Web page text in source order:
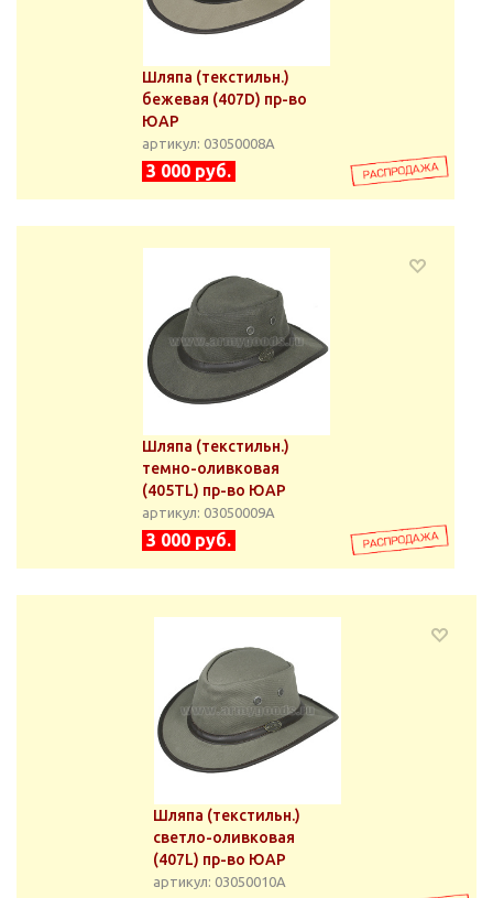
Шляпа (текстильн.)
бежевая (407D) пр-во
ЮАР
артикул: 03050008А
3 000 руб.
Шляпа (текстильн.)
темно-оливковая
(405TL) пр-во ЮАР
артикул: 03050009А
3 000 руб.
Шляпа (текстильн.)
светло-оливковая
(407L) пр-во ЮАР
артикул: 03050010А